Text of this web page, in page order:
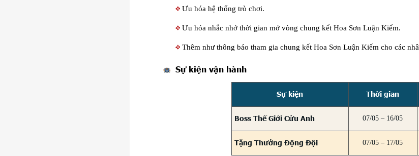
Ưu hóa hệ thống trò chơi.
Ưu hóa nhắc nhở thời gian mở vòng chung kết Hoa Sơn Luận Kiếm.
Thêm như thông báo tham gia chung kết Hoa Sơn Luận Kiếm cho các
Sự kiện vận hành
Sự kiện Thời gian
Boss Thế Giới Cửu Anh 07/05 – 16/05
Tặng Thưởng Động Đội 07/05 – 17/05